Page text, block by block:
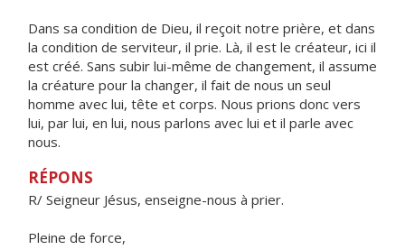
Dans sa condition de Dieu, il reçoit notre prière, et dans
la condition de serviteur, il prie. Là, il est le créateur, ici il
est créé. Sans subir lui-même de changement, il assume
la créature pour la changer, il fait de nous un seul
homme avec lui, tête et corps. Nous prions donc vers
lui, par lui, en lui, nous parlons avec lui et il parle avec
nous.
RÉPONS
R/ Seigneur Jésus, enseigne-nous à prier.
Pleine de force,